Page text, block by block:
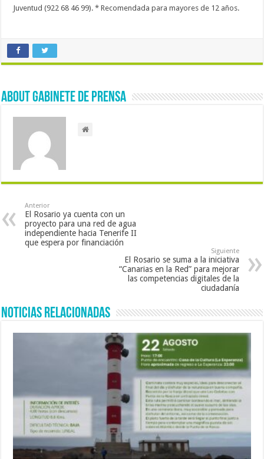
Juventud (922 68 46 99). * Recomendada para mayores de 12 años.
About Gabinete de Prensa
Anterior
El Rosario ya cuenta con un
proyecto para una red de agua
independiente hacia Tenerife II
que espera por financiación
Siguiente
El Rosario se suma a la iniciativa
“Canarias en la Red” para mejorar
las competencias digitales de la
ciudadanía
Noticias Relacionadas